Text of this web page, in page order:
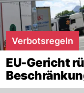
Verbotsregeln
EU-Gericht